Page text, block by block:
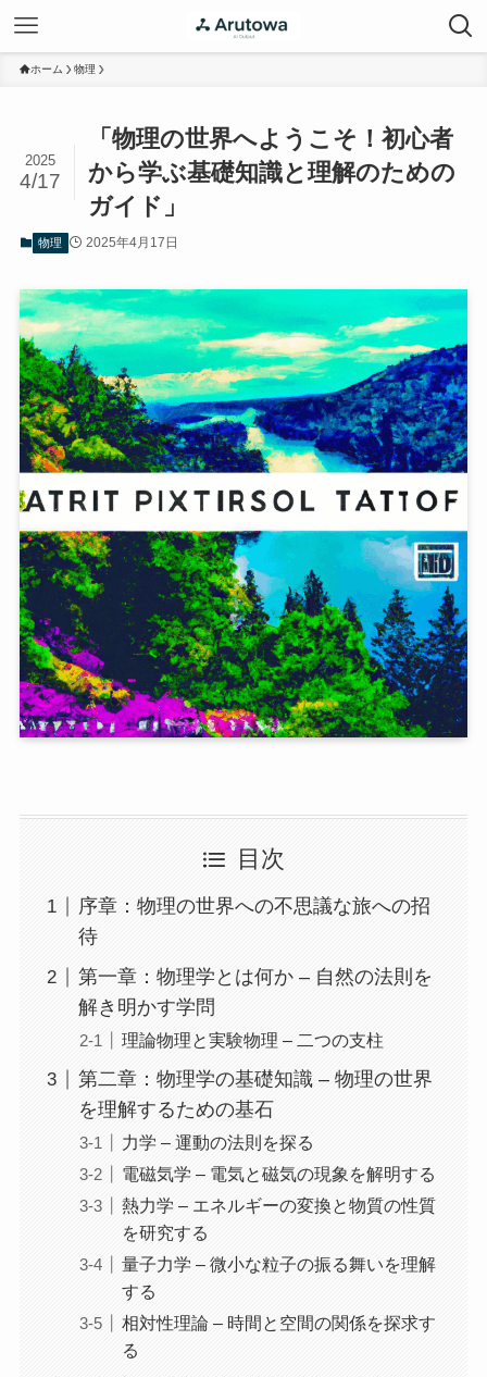
ホーム 物理
「物理の世界へようこそ！初心者
から学ぶ基礎知識と理解のための
ガイド」
2025
4/17
物理 2025年4月17日
目次
序章：物理の世界への不思議な旅への招
待
第一章：物理学とは何か – 自然の法則を
解き明かす学問
理論物理と実験物理 – 二つの支柱
第二章：物理学の基礎知識 – 物理の世界
を理解するための基石
力学 – 運動の法則を探る
電磁気学 – 電気と磁気の現象を解明する
熱力学 – エネルギーの変換と物質の性質
を研究する
量子力学 – 微小な粒子の振る舞いを理解
する
相対性理論 – 時間と空間の関係を探求す
る